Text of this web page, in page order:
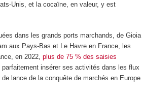
Unis, et la cocaïne, en valeur, y est
dans les grands ports marchands, de Gioia
aux Pays-Bas et Le Havre en France, les
en 2022,plus de 75 % des saisies
parfaitement insérer ses activités dans les flux
lance de la conquête de marchés en Europe